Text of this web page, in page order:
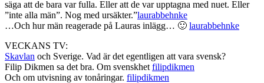
säga att de bara var fulla. Eller att de var upptagna med nuet. Eller
”inte alla män”. Nog med ursäkter.”laurabbehnke
…Och hur män reagerade på Lauras inlägg… 🙂 laurabbehnke
VECKANS TV:
Skavlan och Sverige. Vad är det egentligen att vara svensk?
Filip Dikmen sa det bra. Om svenskhet filipdikmen
Och om utvisning av tonåringar. filipdikmen